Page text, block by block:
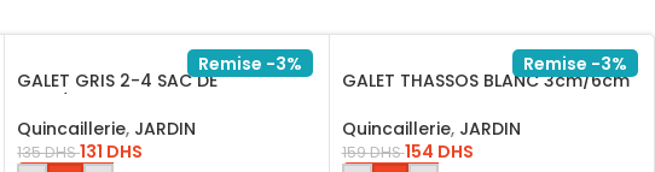
Remise -3%
GALET GRIS 2-4 SAC DE
Quincaillerie, JARDIN
135DHS131 DHS
Remise -3%
GALET THASSOS BLANC 3cm/6cm
Quincaillerie, JARDIN
159DHS154 DHS